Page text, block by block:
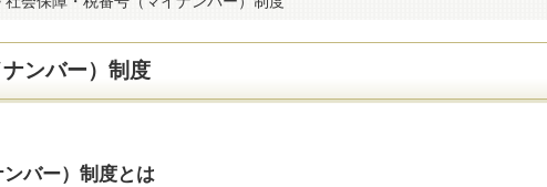
ンバー）制度
バー）制度とは